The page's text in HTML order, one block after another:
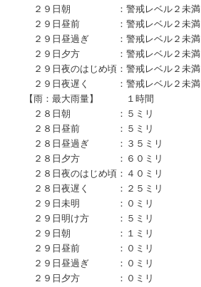
２９日朝 ：警戒レベル２未満
２９日昼前 ：警戒レベル２未満
２９日昼過ぎ ：警戒レベル２未満
２９日夕方 ：警戒レベル２未満
２９日夜のはじめ頃：警戒レベル２未満
２９日夜遅く ：警戒レベル２未満
【雨：最大雨量】 １時間
２８日朝 ：５ミリ
２８日昼前 ：５ミリ
２８日昼過ぎ ：３５ミリ
２８日夕方 ：６０ミリ
２８日夜のはじめ頃：４０ミリ
２８日夜遅く ：２５ミリ
２９日未明 ：０ミリ
２９日明け方 ：５ミリ
２９日朝 ：１ミリ
２９日昼前 ：０ミリ
２９日昼過ぎ ：０ミリ
２９日夕方 ：０ミリ